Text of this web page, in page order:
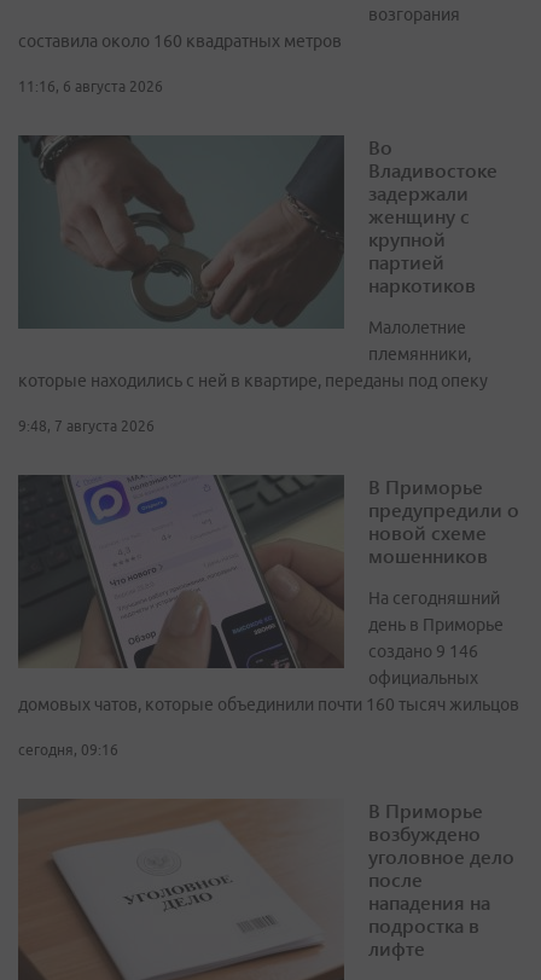
возгорания
составила около 160 квадратных метров
11:16, 6 августа 2026
Во
Владивостоке
задержали
женщину с
крупной
партией
наркотиков
Малолетние
племянники,
которые находились с ней в квартире, переданы под опеку
9:48, 7 августа 2026
В Приморье
предупредили о
новой схеме
мошенников
На сегодняшний
день в Приморье
создано 9 146
официальных
домовых чатов, которые объединили почти 160 тысяч жильцов
сегодня, 09:16
В Приморье
возбуждено
уголовное дело
после
нападения на
подростка в
лифте